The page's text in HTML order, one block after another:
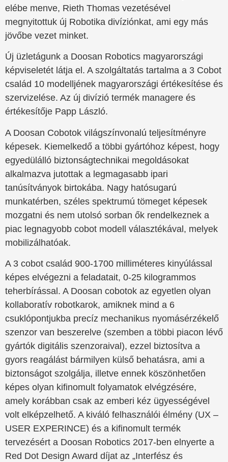
elébe menve, Rieth Thomas vezetésével
megnyitottuk új Robotika divíziónkat, ami egy más
jövőbe vezet minket.
Új üzletágunk a Doosan Robotics magyarországi
képviseletét látja el. A szolgáltatás tartalma a 3 Cobot
család 10 modelljének magyarországi értékesítése és
szervizelése. Az új divízió termék managere és
értékesítője Papp László.
A Doosan Cobotok világszínvonalú teljesítményre
képesek. Kiemelkedő a többi gyártóhoz képest, hogy
egyedülálló biztonságtechnikai megoldásokat
alkalmazva jutottak a legmagasabb ipari
tanúsítványok birtokába. Nagy hatósugarú
munkatérben, széles spektrumú tömeget képesek
mozgatni és nem utolsó sorban ők rendelkeznek a
piac legnagyobb cobot modell választékával, melyek
mobilizálhatóak.
A 3 cobot család 900-1700 milliméteres kinyúlással
képes elvégezni a feladatait, 0-25 kilogrammos
teherbírással. A Doosan cobotok az egyetlen olyan
kollaboratív robotkarok, amiknek mind a 6
csuklópontjukba precíz mechanikus nyomásérzékelő
szenzor van beszerelve (szemben a többi piacon lévő
gyártók digitális szenzoraival), ezzel biztosítva a
gyors reagálást bármilyen külső behatásra, ami a
biztonságot szolgálja, illetve ennek köszönhetően
képes olyan kifinomult folyamatok elvégzésére,
amely korábban csak az emberi kéz ügyességével
volt elképzelhető. A kiváló felhasználói élmény (UX –
USER EXPERINCE) és a kifinomult termék
tervezésért a Doosan Robotics 2017-ben elnyerte a
Red Dot Design Award díjat az „Interfész és